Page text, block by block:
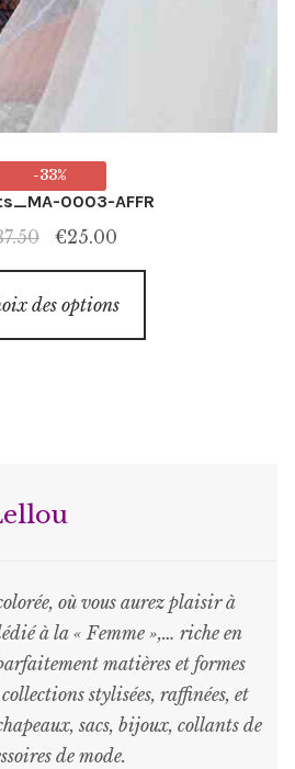
-33%
0003-AFFR
Le
prix
initial
€25.00
prix
actuel
des options
a
sur
page
produit
où vous aurez plaisir à
à la « Femme »,… riche en
matières et formes
stylisées, raffinées, et
sacs, bijoux, collants de
de mode.